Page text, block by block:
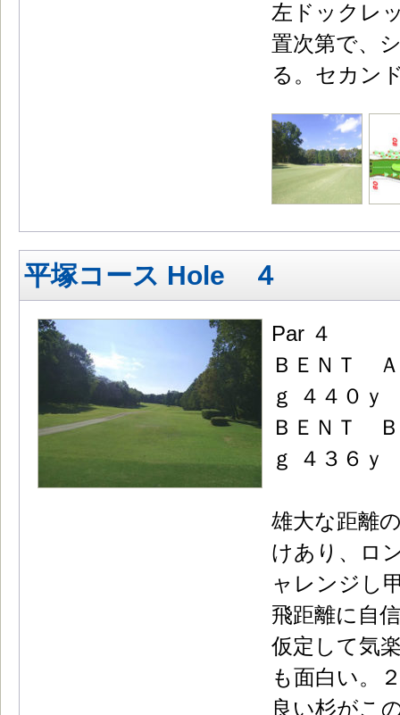
左ドックレ
置次第で、
る。セカン
平塚コース Hole ４
Par ４
ＢＥＮＴ
ｇ ４４０ｙ
ＢＥＮＴ
ｇ ４３６ｙ
雄大な距離
けあり、ロ
ャレンジし
飛距離に自
仮定して気
も面白い。
良い杉がこ